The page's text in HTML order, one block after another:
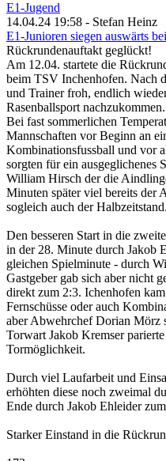
E1-Jugend
14.04.24 19:58 - Stefan Heinz
E1-Junioren siegen auswärts
Rückrundenauftakt geglückt!
Am 12.04. startete die
beim TSV Inchenhofen. Nach
und Trainer froh, endlich
Rasenballsport nachzukommen.
Bei fast sommerlichen
Mannschaften vor Beginn an
Kombinationsfussball und vor
sorgten für ein ausgeglichenes
William Hirsch der die
Minuten später viel bereits der
sogleich auch der Halbzeitstand.
Den besseren Start in die
in der 28. Minute durch Jakob
gleichen Spielminute - durch
Gastgeber gab sich aber nicht
direkt zum 2:3. Ichenhofen
Fernschüsse oder auch
aber Abwehrchef Dorian Mörz
Torwart Jakob Kremser
Tormöglichkeit.
Durch viel Laufarbeit und
erhöhten diese noch zweimal
Ende durch Jakob Ehleider
Starker Einstand in die